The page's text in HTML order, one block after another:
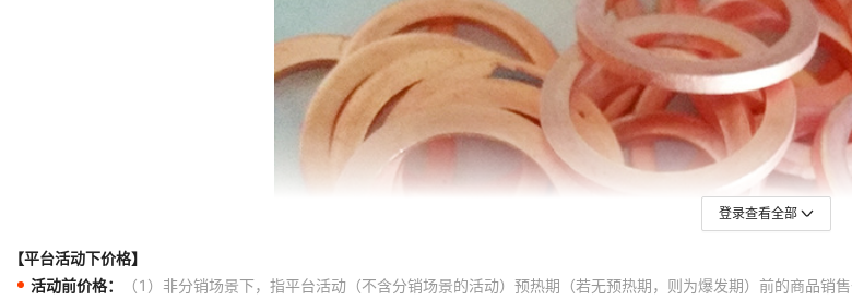
登录查看全部
【平台活动下价格】
活动前价格：
（1）非分销场景下，指平台活动（不含分销场景的活动）预热期（若无预热期，则为爆发期）前的商品